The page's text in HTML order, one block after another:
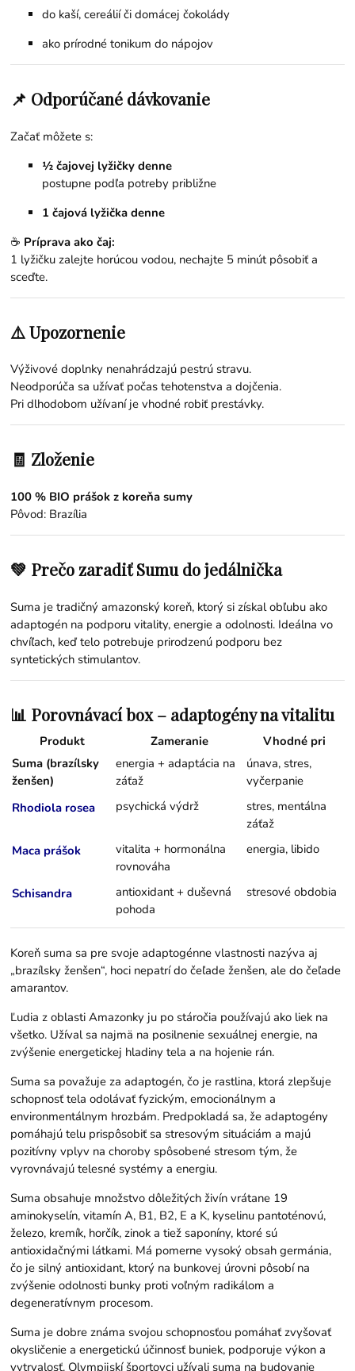
do kaší, cereálií či domácej čokolády
ako prírodné tonikum do nápojov
📌 Odporúčané dávkovanie
Začať môžete s:
½ čajovej lyžičky denne
postupne podľa potreby približne
1 čajová lyžička denne
☕ Príprava ako čaj:
1 lyžičku zalejte horúcou vodou, nechajte 5 minút pôsobiť a
sceďte.
⚠️ Upozornenie
Výživové doplnky nenahrádzajú pestrú stravu.
Neodporúča sa užívať počas tehotenstva a dojčenia.
Pri dlhodobom užívaní je vhodné robiť prestávky.
🧾 Zloženie
100 % BIO prášok z koreňa sumy
Pôvod: Brazília
💚 Prečo zaradiť Sumu do jedálnička
Suma je tradičný amazonský koreň, ktorý si získal obľubu ako
adaptogén na podporu vitality, energie a odolnosti. Ideálna vo
chvíľach, keď telo potrebuje prirodzenú podporu bez
syntetických stimulantov.
📊 Porovnávací box – adaptogény na vitalitu
Produkt Zameranie
Vhodné pri
Suma (brazílsky
ženšen)
energia + adaptácia na
záťaž
únava, stres,
vyčerpanie
Rhodiola rosea
psychická výdrž
stres, mentálna
záťaž
Maca prášok
vitalita + hormonálna
rovnováha
energia, libido
Schisandra
antioxidant + duševná
pohoda
stresové obdobia
Koreň suma sa pre svoje adaptogénne vlastnosti nazýva aj
„brazílsky ženšen“, hoci nepatrí do čeľade ženšen, ale do čeľade
amarantov.
Ľudia z oblasti Amazonky ju po stáročia používajú ako liek na
všetko. Užíval sa najmä na posilnenie sexuálnej energie, na
zvýšenie energetickej hladiny tela a na hojenie rán.
Suma sa považuje za adaptogén, čo je rastlina, ktorá zlepšuje
schopnosť tela odolávať fyzickým, emocionálnym a
environmentálnym hrozbám. Predpokladá sa, že adaptogény
pomáhajú telu prispôsobiť sa stresovým situáciám a majú
pozitívny vplyv na choroby spôsobené stresom tým, že
vyrovnávajú telesné systémy a energiu.
Suma obsahuje množstvo dôležitých živín vrátane 19
aminokyselín, vitamín A, B1, B2, E a K, kyselinu pantoténovú,
železo, kremík, horčík, zinok a tiež saponíny, ktoré sú
antioxidačnými látkami. Má pomerne vysoký obsah germánia,
čo je silný antioxidant, ktorý na bunkovej úrovni pôsobí na
zvýšenie odolnosti bunky proti voľným radikálom a
degeneratívnym procesom.
Suma je dobre známa svojou schopnosťou pomáhať zvyšovať
okysličenie a energetickú účinnosť buniek, podporuje výkon a
vytrvalosť. Olympijskí športovci užívali suma na budovanie